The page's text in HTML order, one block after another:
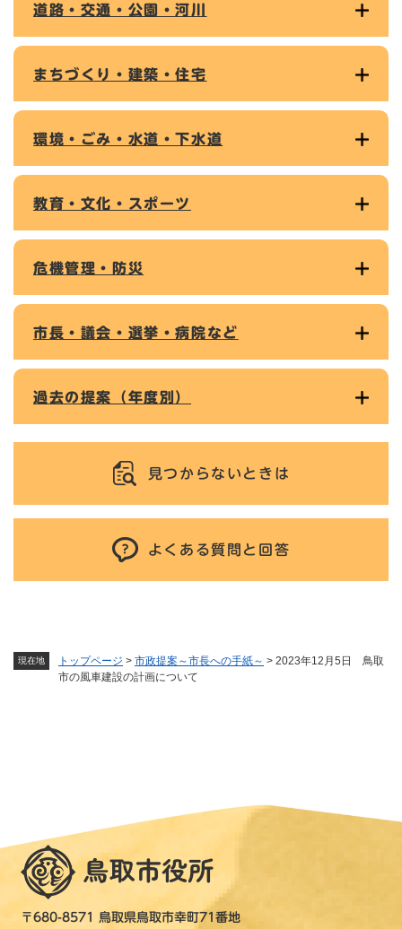
現在地 トップページ > 市政提案～市長への手紙～ > 2023年12月5日 鳥取
市の風車建設の計画について
道路・交通・公園・河川
まちづくり・建築・住宅
環境・ごみ・水道・下水道
教育・文化・スポーツ
危機管理・防災
市長・議会・選挙・病院など
過去の提案（年度別）
見つからないときは
よくある質問と回答
〒680-8571 鳥取県鳥取市幸町71番地